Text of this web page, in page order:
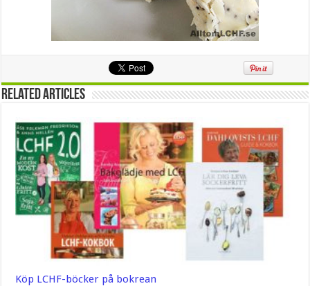
Related Articles
Köp LCHF-böcker på bokrean